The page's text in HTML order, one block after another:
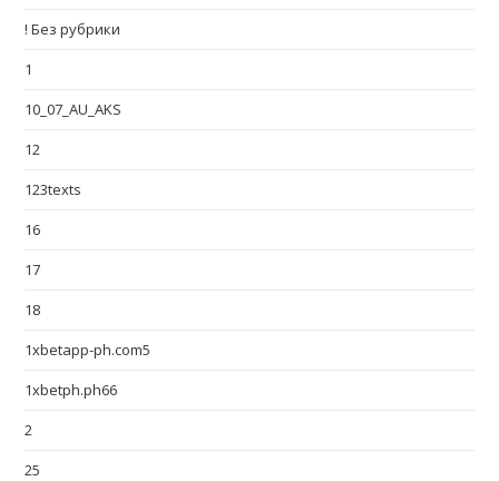
! Без рубрики
1
10_07_AU_AKS
12
123texts
16
17
18
1xbetapp-ph.com5
1xbetph.ph66
2
25